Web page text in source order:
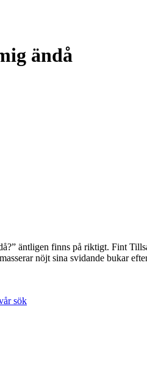
ändå
äntligen finns på riktigt. Fint
nöjt sina svidande bukar